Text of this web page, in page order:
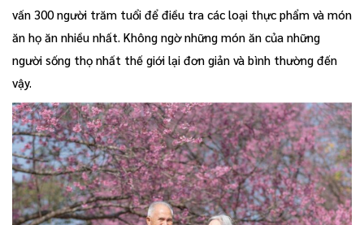
vấn 300 người trăm tuổi để điều tra các loại thực phẩm và món
ăn họ ăn nhiều nhất. Không ngờ những món ăn của những
người sống thọ nhất thế giới lại đơn giản và bình thường đến
vậy.